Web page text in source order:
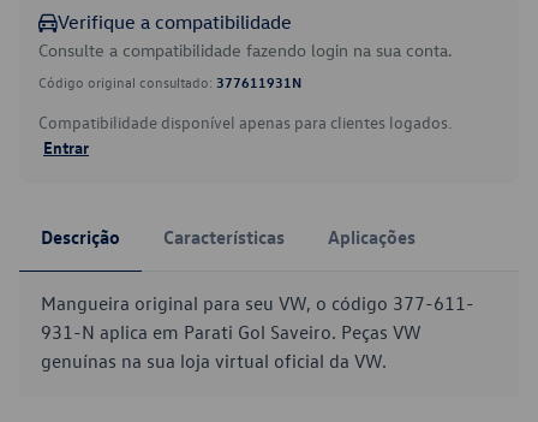
Verifique a compatibilidade
Consulte a compatibilidade fazendo login na sua conta.
Código original consultado: 377611931N
Compatibilidade disponível apenas para clientes logados.
Entrar
Descrição Características Aplicações
Mangueira original para seu VW, o código 377-611-
931-N aplica em Parati Gol Saveiro. Peças VW
genuínas na sua loja virtual oficial da VW.